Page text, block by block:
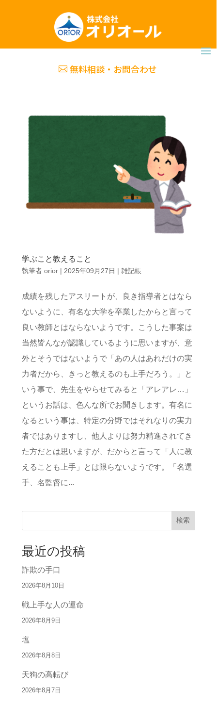
無料相談・お問合わせ
学ぶこと教えること
執筆者 orior| 2025年09月27日 | 雑記帳
成績を残したアスリートが、良き指導者とはなら
ないように、有名な大学を卒業したからと言って
良い教師とはならないようです。こうした事案は
当然皆んなが認識しているように思いますが、意
外とそうではないようで「あの人はあれだけの実
力者だから、きっと教えるのも上手だろう。」と
いう事で、先生をやらせてみると「アレアレ…」
というお話は、色んな所でお聞きします。有名に
なるという事は、特定の分野ではそれなりの実力
者ではありますし、他人よりは努力精進されてき
た方だとは思いますが、だからと言って「人に教
えることも上手」とは限らないようです。「名選
手、名監督に...
検索
最近の投稿
詐欺の手口
2026年8月10日
戦上手な人の運命
2026年8月9日
塩
2026年8月8日
天狗の高転び
2026年8月7日